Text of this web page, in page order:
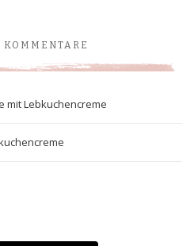
KOMMENTARE
mit Lebkuchencreme